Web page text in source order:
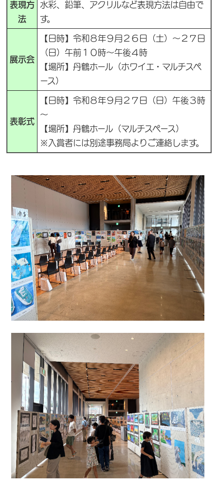
表現方
法
水彩、鉛筆、アクリルなど表現方法は自由で
す。
展示会
【日時】令和８年９月２６日（土）～２７日
（日）午前１０時～午後４時
【場所】丹鶴ホール（ホワイエ・マルチスペ
ース）
表彰式
【日時】令和８年９月２７日（日）午後３時
～
【場所】丹鶴ホール（マルチスペース）
※入賞者には別途事務局よりご連絡します。